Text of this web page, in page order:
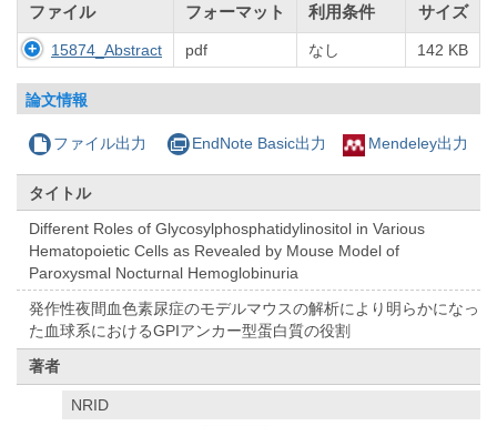
ファイル フォーマット 利用条件 サイズ
15874_Abstract pdf なし 142 KB
論文情報
ファイル出力 EndNote Basic出力 Mendeley出力
タイトル
Different Roles of Glycosylphosphatidylinositol in Various
Hematopoietic Cells as Revealed by Mouse Model of
Paroxysmal Nocturnal Hemoglobinuria
発作性夜間血色素尿症のモデルマウスの解析により明らかになっ
た血球系におけるGPIアンカー型蛋白質の役割
著者
NRID